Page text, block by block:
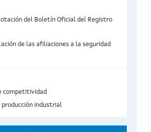
del Boletín Oficial del Registro
de las afiliaciones a la seguridad
competitividad
producción industrial